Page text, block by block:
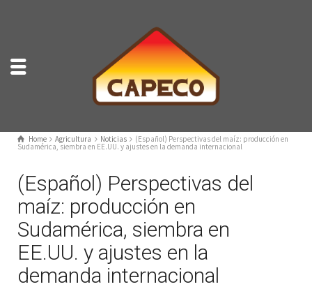
Home Agricultura Noticias (Español) Perspectivas del maíz: producción en
Sudamérica, siembra en EE.UU. y ajustes en la demanda internacional
(Español) Perspectivas del
maíz: producción en
Sudamérica, siembra en
EE.UU. y ajustes en la
demanda internacional